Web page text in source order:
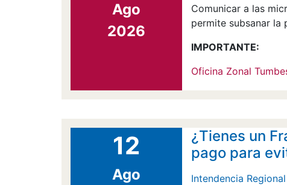
Ago
2026
Comunicar a las
permite subsanar la
IMPORTANTE:
Oficina Zonal
12
Ago
¿Tienes un
pago para
Intendencia